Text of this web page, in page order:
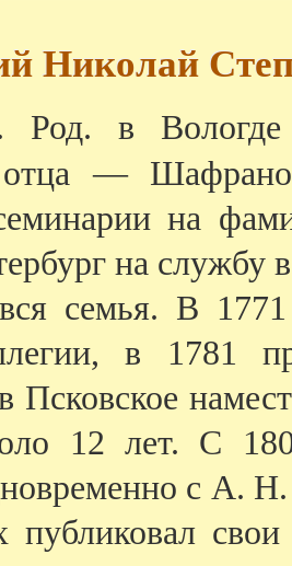
Николай
Род. в
—
на
на службу
вся семья. В
в 1781
Псковское
12 лет. С
с А.
публиковал